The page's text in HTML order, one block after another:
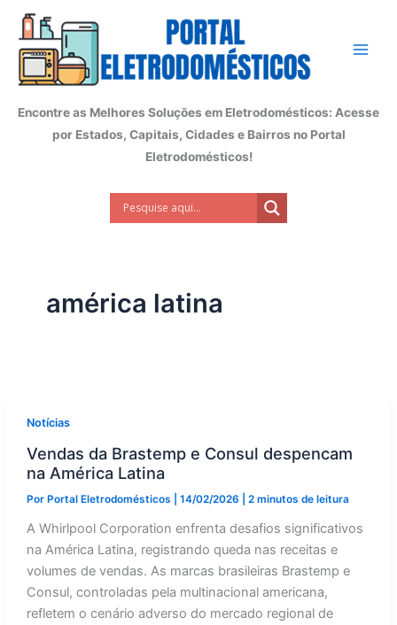
conteúdo
Encontre as Melhores Soluções em Eletrodomésticos: Acesse
por Estados, Capitais, Cidades e Bairros no Portal
Eletrodomésticos!
américa latina
Notícias
Vendas da Brastemp e Consul despencam
na América Latina
Por Portal Eletrodomésticos 14/02/2026 2 minutos de leitura
A Whirlpool Corporation enfrenta desafios significativos
na América Latina, registrando queda nas receitas e
volumes de vendas. As marcas brasileiras Brastemp e
Consul, controladas pela multinacional americana,
refletem o cenário adverso do mercado regional de